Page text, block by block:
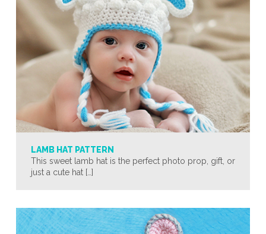
LAMB HAT PATTERN
This sweet lamb hat is the perfect photo prop, gift, or
just a cute hat […]